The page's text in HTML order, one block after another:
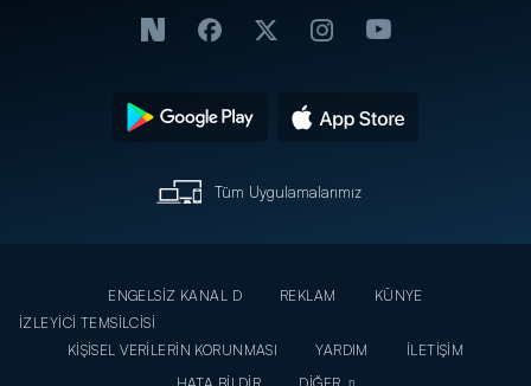
Tüm Uygulamalarımız
ENGELSİZ KANAL D REKLAM
KÜNYE
İZLEYİCİ TEMSİLCİSİ
KİŞİSEL VERİLERİN KORUNMASI
YARDIM
İLETİŞİM